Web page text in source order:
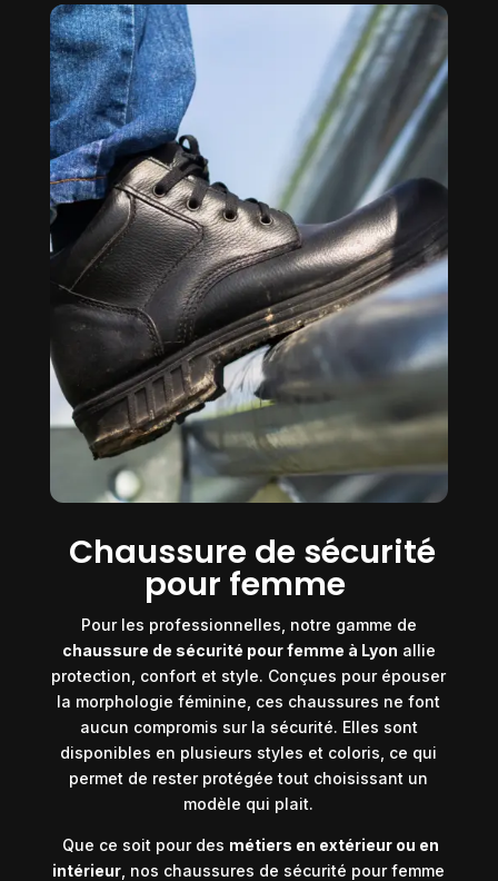
Chaussure de sécurité
pour femme
Pour les professionnelles, notre gamme de
chaussure de sécurité pour femme à Lyon allie
protection, confort et style. Conçues pour épouser
la morphologie féminine, ces chaussures ne font
aucun compromis sur la sécurité. Elles sont
disponibles en plusieurs styles et coloris, ce qui
permet de rester protégée tout choisissant un
modèle qui plait.
Que ce soit pour des métiers en extérieur ou en
intérieur , nos chaussures de sécurité pour femme